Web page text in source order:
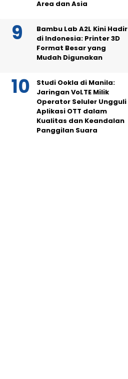
Area dan Asia
Bambu Lab A2L Kini Hadir
di Indonesia: Printer 3D
Format Besar yang
Mudah Digunakan
Studi Ookla di Manila:
Jaringan VoLTE Milik
Operator Seluler Ungguli
Aplikasi OTT dalam
Kualitas dan Keandalan
Panggilan Suara